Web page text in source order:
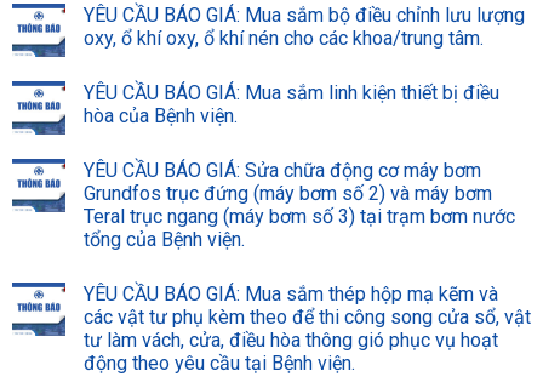
YÊU CẦU BÁO GIÁ: Mua sắm bộ điều chỉnh lưu lượng
oxy, ổ khí oxy, ổ khí nén cho các khoa/trung tâm.
YÊU CẦU BÁO GIÁ: Mua sắm linh kiện thiết bị điều
hòa của Bệnh viện.
YÊU CẦU BÁO GIÁ: Sửa chữa động cơ máy bơm
Grundfos trục đứng (máy bơm số 2) và máy bơm
Teral trục ngang (máy bơm số 3) tại trạm bơm nước
tổng của Bệnh viện.
YÊU CẦU BÁO GIÁ: Mua sắm thép hộp mạ kẽm và
các vật tư phụ kèm theo để thi công song cửa sổ, vật
tư làm vách, cửa, điều hòa thông gió phục vụ hoạt
động theo yêu cầu tại Bệnh viện.